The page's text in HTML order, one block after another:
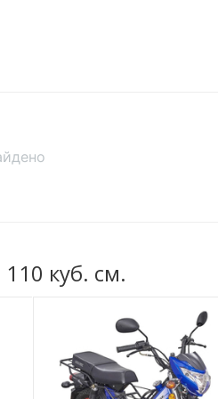
в тому, що більшість
мінімальним ресурсом 35000
оскільки необхідні
пофарбовані
Колір
О'бєм
куб. см.